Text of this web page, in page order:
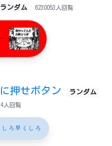
ランダム 6230053人回覧
押せボタン ランダム
人回覧
ろ早くしろ